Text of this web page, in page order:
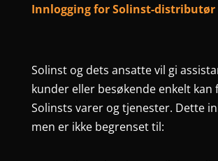
Innlogging for Solinst-distributør
Solinst og dets ansatte vil gi
kunder eller besøkende enkelt kan
Solinsts varer og tjenester. Dette
men er ikke begrenset til: